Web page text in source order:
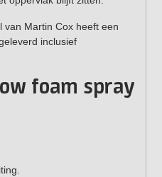
van Martin Cox heeft een
inclusief
foam spray